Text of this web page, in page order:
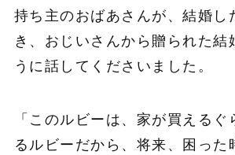
持ち主のおばあさんが、結婚し
き、おじいさんから贈られた結
うに話してくださいました。
「このルビーは、家が買えるぐ
るルビーだから、将来、困った